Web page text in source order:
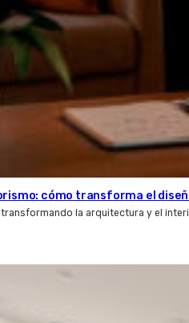
cómo transforma el
la arquitectura y el